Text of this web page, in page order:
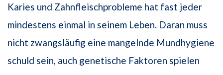
Karies und Zahnfleischprobleme hat fast jeder
mindestens einmal in seinem Leben. Daran muss
nicht zwangsläufig eine mangelnde Mundhygiene
schuld sein, auch genetische Faktoren spielen